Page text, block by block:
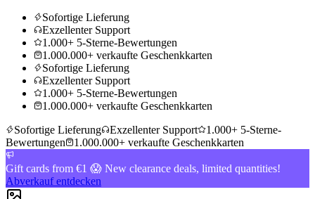
Sofortige Lieferung
Exzellenter Support
1.000+ 5-Sterne-Bewertungen
1.000.000+ verkaufte Geschenkkarten
Sofortige Lieferung
Exzellenter Support
1.000+ 5-Sterne-Bewertungen
1.000.000+ verkaufte Geschenkkarten
Sofortige Lieferung
Exzellenter Support
1.000+ 5-Sterne-
Bewertungen
1.000.000+ verkaufte Geschenkkarten
Gift cards from €1 😱 New clearance deals, limited quantities!
Abverkauf entdecken